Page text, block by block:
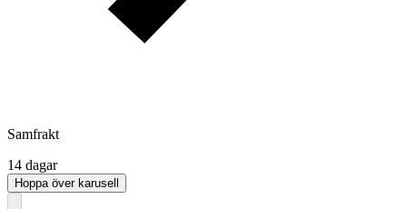
Samfrakt
14 dagar
Hoppa över karusell